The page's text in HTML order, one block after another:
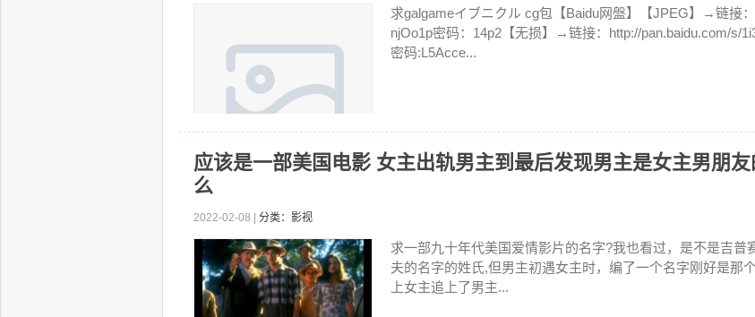
求galgameイブニクル cg包【Baidu网盤】【JPEG】→链接
njOo1p密码：14p2【无损】→链接：http://pan.baidu.com/s/
密码:L5Acce...
应该是一部美国电影 女主出轨男主到最后发现男主是女主男朋
么
2022-02-08 | 分类：影视
求一部九十年代美国爱情影片的名字?我也看过，是不是吉普
夫的名字的姓氏,但男主初遇女主时，编了一个名字刚好是那
上女主追上了男主...